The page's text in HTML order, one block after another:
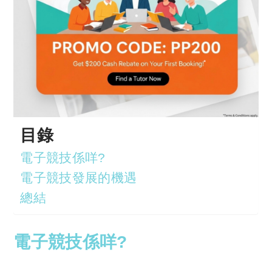
目錄
電子競技係咩?
電子競技發展的機遇
總結
電子競技係咩?